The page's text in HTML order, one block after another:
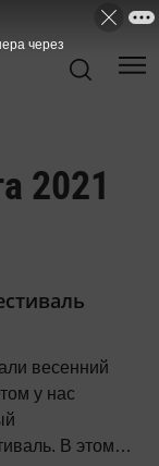
2021
весенний
у нас
В этом
через